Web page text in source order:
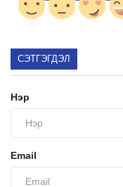
СЭТГЭГДЭЛ
Нэр
Email